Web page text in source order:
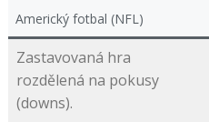
Americký fotbal (NFL)
Zastavovaná hra
rozdělená na pokusy
(downs).